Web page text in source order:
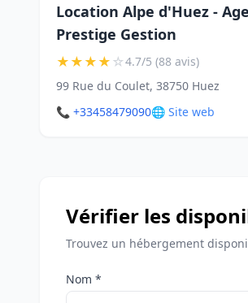
Location Alpe d'Huez -
Prestige Gestion
★★★★☆4.7/5 (88 avis)
99 Rue du Coulet, 38750 Huez
📞 +33458479090🌐 Site web
Vérifier les
Trouvez un hébergement
Nom *